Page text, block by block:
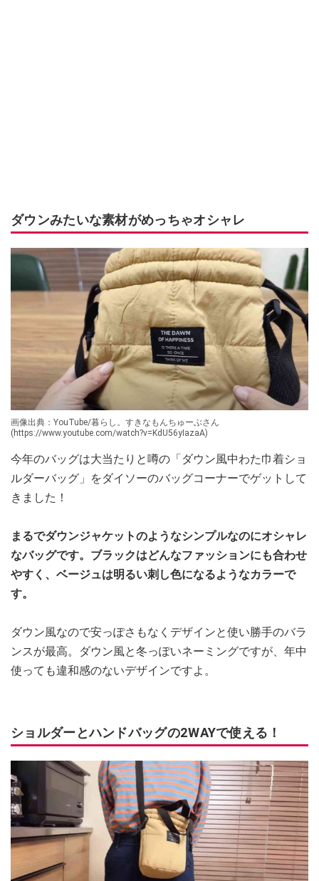
ダウンみたいな素材がめっちゃオシャレ
画像出典：YouTube/暮らし。すきなもんちゅーぶさん
(https://www.youtube.com/watch?v=KdU56yIazaA)
今年のバッグは大当たりと噂の「ダウン風中わた巾着ショ
ルダーバッグ」をダイソーのバッグコーナーでゲットして
きました！
まるでダウンジャケットのようなシンプルなのにオシャレ
なバッグです。ブラックはどんなファッションにも合わせ
やすく、ベージュは明るい刺し色になるようなカラーで
す。
ダウン風なので安っぽさもなくデザインと使い勝手のバラ
ンスが最高。ダウン風と冬っぽいネーミングですが、年中
使っても違和感のないデザインですよ。
ショルダーとハンドバッグの2WAYで使える！